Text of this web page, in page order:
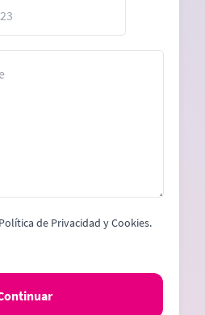
de Privacidad y Cookies.